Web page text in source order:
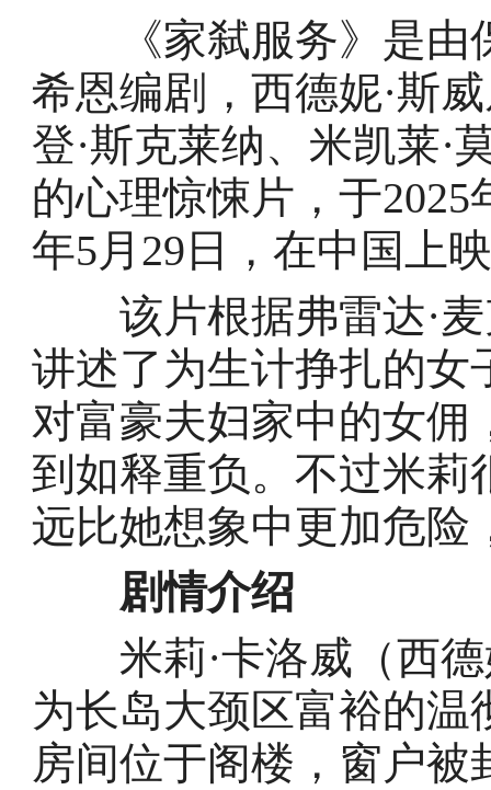
《家弑服务》是由保
希恩编剧，西德妮·斯
登·斯克莱纳、米凯莱·
的心理惊悚片，于2025
年5月29日，在中国上
该片根据弗雷达·麦
讲述了为生计挣扎的女
对富豪夫妇家中的女佣
到如释重负。不过米莉
远比她想象中更加危险
剧情介绍
米莉·卡洛威（西德
为长岛大颈区富裕的
房间位于阁楼，窗户